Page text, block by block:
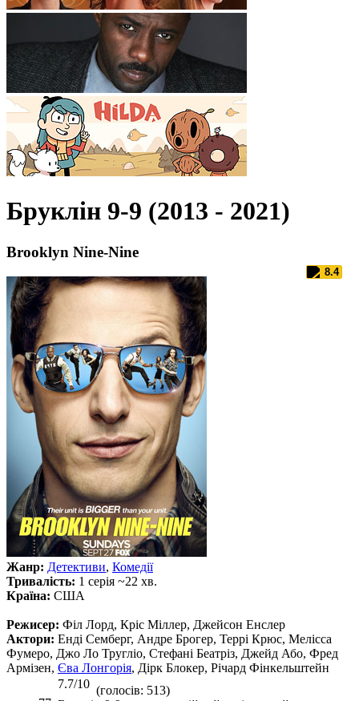
Бруклін 9-9 (2013 - 2021)
Brooklyn Nine-Nine
8.4
Жанр: Детективи, Комедії
Тривалість: 1 серія ~22 хв.
Країна: США
Режисер: Філ Лорд, Кріс Міллер, Джейсон Енслер
Актори: Енді Семберг, Андре Брогер, Террі Крюс, Мелісса
Фумеро, Джо Ло Тругліо, Стефані Беатріз, Джейд Або, Фред
Армізен, Єва Лонгорія, Дірк Блокер, Річард Фінкельштейн
7.7/10 (голосів: 513)